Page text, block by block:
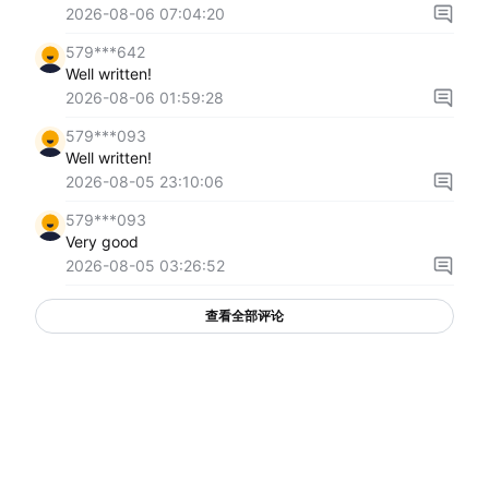
2026-08-06 07:04:20
579***642
Well written!
2026-08-06 01:59:28
579***093
Well written!
2026-08-05 23:10:06
579***093
Very good
2026-08-05 03:26:52
查看全部评论